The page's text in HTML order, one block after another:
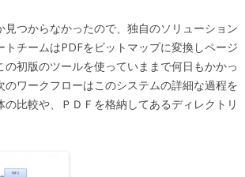
つからなかったので、独自のソリューション
チームはPDFをビットマップに変換しページ
初版のツールを使っていままで何日もかかっ
ワークフローはこのシステムの詳細な過程を
比較や、ＰＤＦを格納してあるディレクトリ